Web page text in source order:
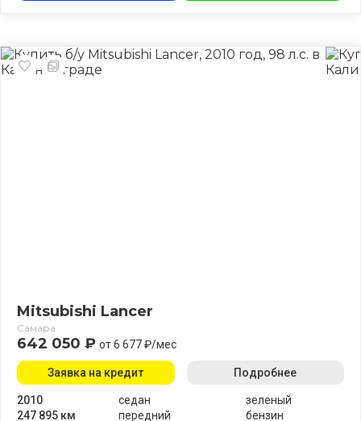
Mitsubishi Lancer
Самара
642 050 ₽ от 6 677 ₽/мес
2010
247 895 км
седан
передний
зеленый
бензин
Заявка на кредит Подробнее